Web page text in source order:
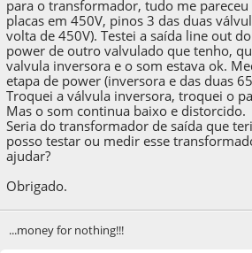
para o transformador, tudo me pareceu
placas em 450V, pinos 3 das duas
volta de 450V). Testei a saída line out
power de outro valvulado que tenho,
valvula inversora e o som estava ok.
etapa de power (inversora e das duas
Troquei a válvula inversora, troquei o
Mas o som continua baixo e distorcido.
Seria do transformador de saída que
posso testar ou medir esse
ajudar?
Obrigado.
...money for nothing!!!